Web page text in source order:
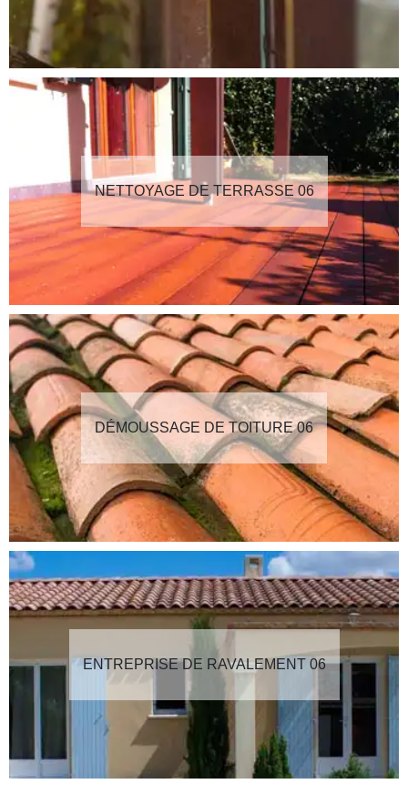
NETTOYAGE DE TERRASSE 06
DÉMOUSSAGE DE TOITURE 06
ENTREPRISE DE RAVALEMENT 06